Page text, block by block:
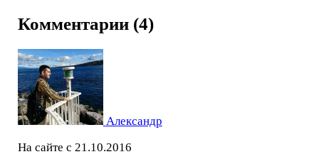
Комментарии (4)
Александр
На сайте с 21.10.2016